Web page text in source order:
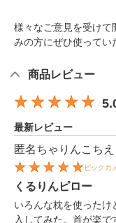
様々なご意見を受けて
みの方にぜひ使ってい
商品レビュー
最新レビュー
匿名ちゃりんこちえ
ビックカ
くるりんピロー
いろんな枕を使った
入してみた。首が楽で